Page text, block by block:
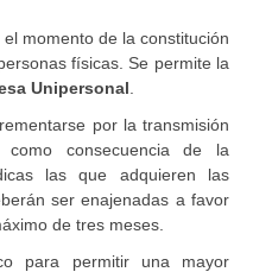
momento de la constitución
físicas. Se permite la
Unipersonal
por la transmisión
como consecuencia de la
las que adquieren las
ser enajenadas a favor
de tres meses.
para permitir una mayor